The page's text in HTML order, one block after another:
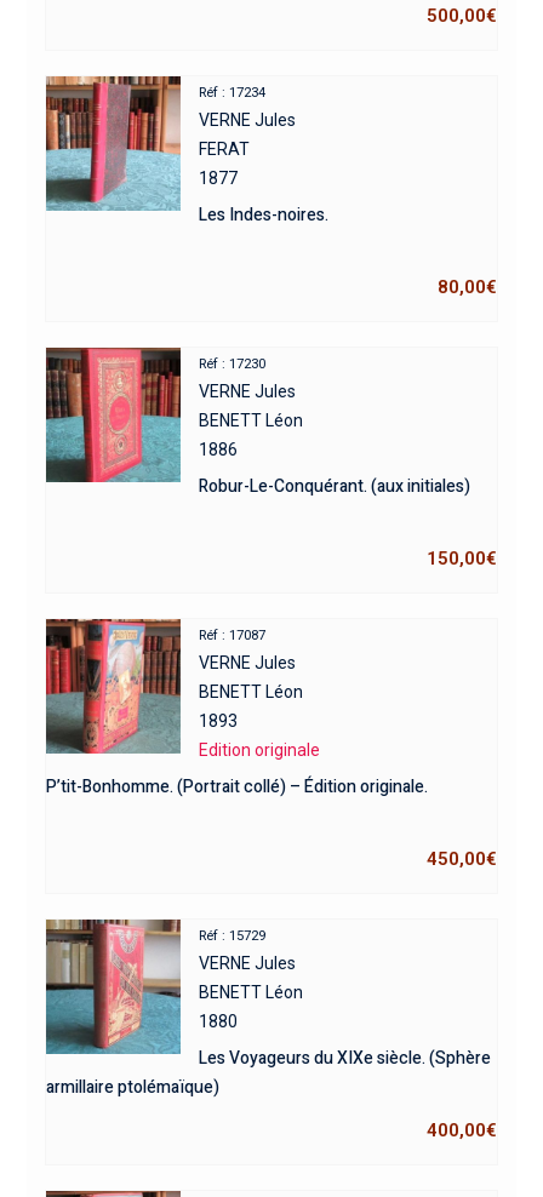
500,00€
Réf : 17234
VERNE Jules
FERAT
1877
Les Indes-noires.
80,00€
Réf : 17230
VERNE Jules
BENETT Léon
1886
Robur-Le-Conquérant. (aux initiales)
150,00€
Réf : 17087
VERNE Jules
BENETT Léon
1893
Edition originale
P’tit-Bonhomme. (Portrait collé) – Édition originale.
450,00€
Réf : 15729
VERNE Jules
BENETT Léon
1880
Les Voyageurs du XIXe siècle. (Sphère
armillaire ptolémaïque)
400,00€